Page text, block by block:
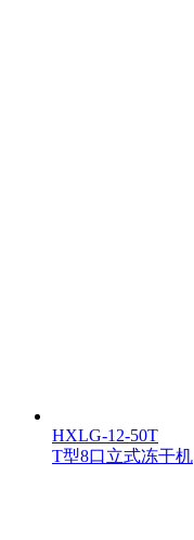
HXLG-12-50T
T型8口立式冻干机